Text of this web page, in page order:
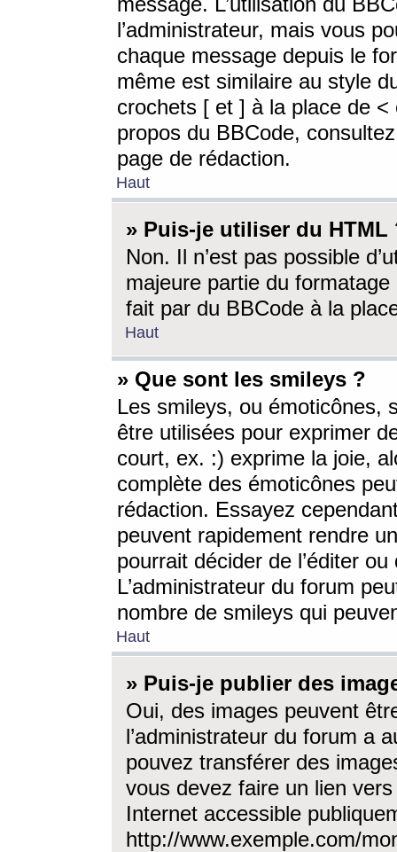
l’administrateur, mais vous
chaque message depuis le
même est similaire au style
crochets [ et ] à la place de <
propos du BBCode,
page de rédaction.
Haut
» Puis-je utiliser du HTML
Non. Il n’est pas possible
majeure partie du
fait par du BBCode à la
Haut
» Que sont les smileys ?
Les smileys, ou émoticônes,
être utilisées pour exprimer
court, ex. :) exprime la joie,
complète des émoticônes
rédaction. Essayez
peuvent rapidement rendre
pourrait décider de l’éditer
L’administrateur du forum
nombre de smileys qui
Haut
» Puis-je publier des
Oui, des images peuvent
l’administrateur du forum a
pouvez transférer des
vous devez faire un lien
Internet accessible
http://www.exemple.com/